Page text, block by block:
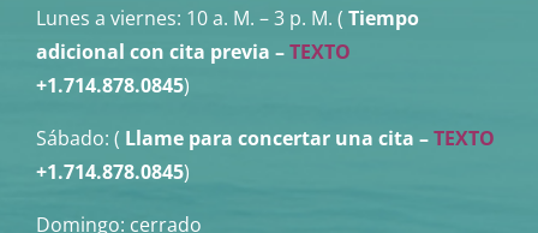
Lunes a viernes: 10 a. M. – 3 p. M. ( Tiempo
adicional con cita previa –TEXTO
+1.714.878.0845)
Sábado: ( Llame para concertar una cita –TEXTO
+1.714.878.0845)
Domingo: cerrado